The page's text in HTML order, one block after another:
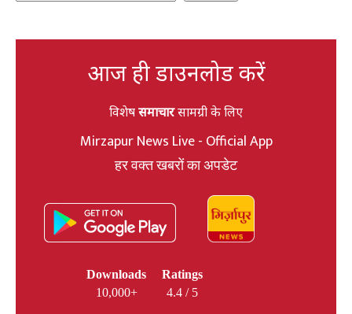
आज ही डाउनलोड करें
विशेषसमाचारसामग्री के लिए
Mirzapur News Live - Official App
हर वक्त खबरों का अपडेट
Downloads
10,000+
Ratings
4.4 / 5